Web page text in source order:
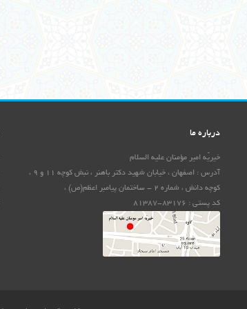
درباره ما
خیریّه امیر مؤمنان علیه السلام
آدرس : اصفهان ، خیابان شهید دکتر باهنر ، نبش کوچه 11 و 9 ،
کوچه دانش ، شماره 2 - ساختمان پیامبر اعظم(ص) ،
کد پستی : 83176-81387